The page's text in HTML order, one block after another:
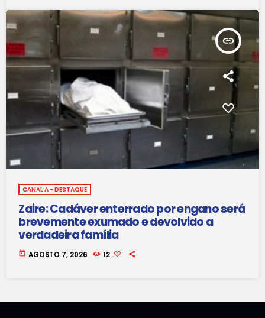
insert_link
CANAL A - DESTAQUE
Zaire: Cadáver enterrado por engano será
brevemente exumado e devolvido a
verdadeira família
today AGOSTO 7, 2026 12